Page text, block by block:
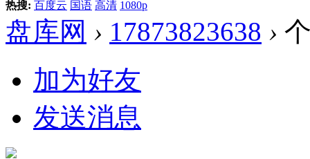
热搜: 百度云 国语 高清 1080p
盘库网 › 17873823638 ›
加为好友
发送消息